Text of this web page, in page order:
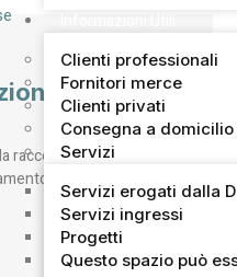
Clienti professionali
Fornitori merce
Clienti privati
Consegna a domicilio
Servizi
Servizi erogati dalla
Servizi ingressi
Progetti
Questo spazio può
interesse
raccolta di manifestazioni
mediante